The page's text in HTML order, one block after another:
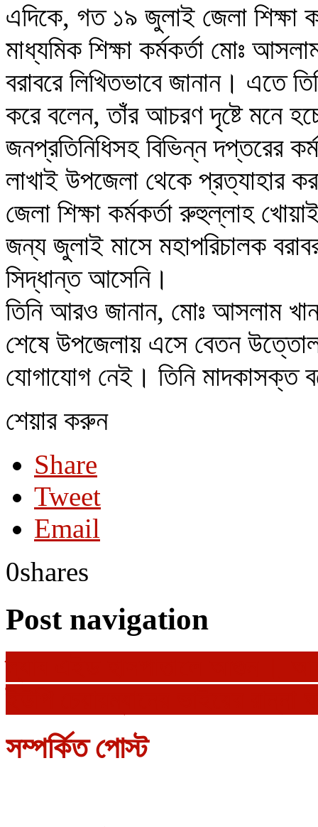
এদিকে, গত ১৯ জুলাই জেলা শিক্ষা
মাধ্যমিক শিক্ষা কর্মকর্তা মোঃ
বরাবরে লিখিতভাবে জানান। এতে
করে বলেন, তাঁর আচরণ দৃষ্টে মনে
জনপ্রতিনিধিসহ বিভিন্ন দপ্তরের
লাখাই উপজেলা থেকে প্রত্যাহার
জেলা শিক্ষা কর্মকর্তা রুহুল্লাহ
জন্য জুলাই মাসে মহাপরিচালক
সিদ্ধান্ত আসেনি।
তিনি আরও জানান, মোঃ আসলাম
শেষে উপজেলায় এসে বেতন
যোগাযোগ নেই। তিনি মাদকাসক্ত
শেয়ার করুন
Share
Tweet
Email
0shares
Post navigation
সম্পর্কিত পোস্ট